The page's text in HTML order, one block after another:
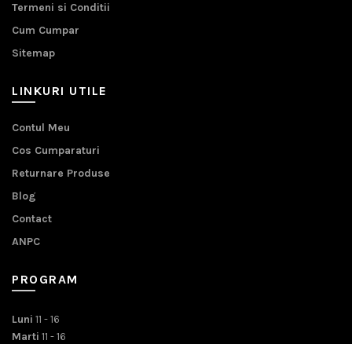
Termeni si Conditii
Cum Cumpar
Sitemap
LINKURI UTILE
Contul Meu
Cos Cumparaturi
Returnare Produse
Blog
Contact
ANPC
PROGRAM
Luni 11 - 16
Marti 11 - 16